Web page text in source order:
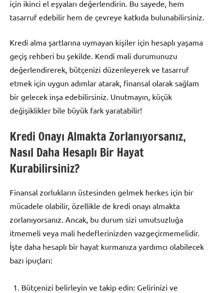
için ikinci el eşyaları değerlendirin. Bu sayede, hem
tasarruf edebilir hem de çevreye katkıda bulunabilirsiniz.
Kredi alma şartlarına uymayan kişiler için hesaplı yaşama
geçiş rehberi bu şekilde. Kendi mali durumunuzu
değerlendirerek, bütçenizi düzenleyerek ve tasarruf
etmek için uygun adımlar atarak, finansal olarak sağlam
bir gelecek inşa edebilirsiniz. Unutmayın, küçük
değişiklikler bile büyük fark yaratabilir!
Kredi Onayı Almakta Zorlanıyorsanız,
Nasıl Daha Hesaplı Bir Hayat
Kurabilirsiniz?
Finansal zorlukların üstesinden gelmek herkes için bir
mücadele olabilir, özellikle de kredi onayı almakta
zorlanıyorsanız. Ancak, bu durum sizi umutsuzluğa
itmemeli veya mali hedeflerinizden vazgeçirmemelidir.
İşte daha hesaplı bir hayat kurmanıza yardımcı olabilecek
bazı ipuçları:
Bütçenizi belirleyin ve takip edin: Gelirinizi ve